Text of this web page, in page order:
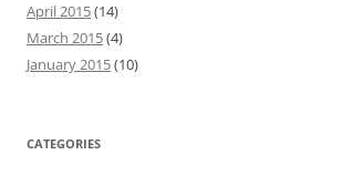
April 2015(14)
March 2015(4)
January 2015(10)
CATEGORIES